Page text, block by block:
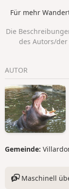
lediglich dazu,
Für mehr
Die
des Autors/
AUTOR
Gemeinde:
Maschinell